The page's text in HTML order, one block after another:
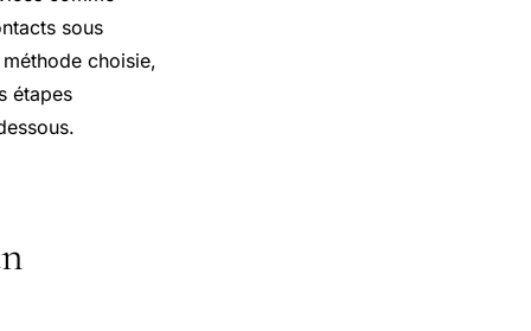
sous
choisie,
étapes